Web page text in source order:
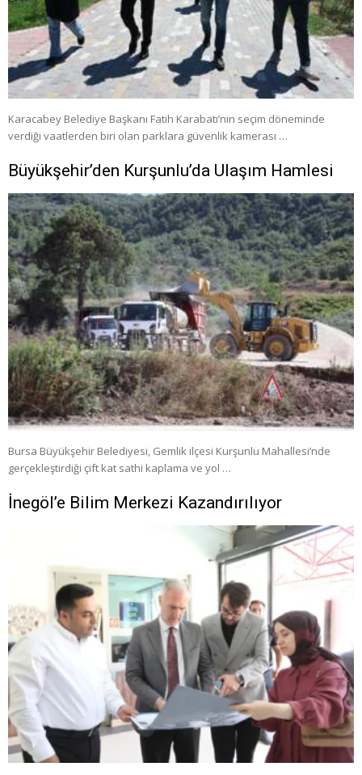
Karacabey Belediye Başkanı Fatih Karabatı’nın seçim döneminde
verdiği vaatlerden biri olan parklara güvenlik kamerası …
Büyükşehir’den Kurşunlu’da Ulaşım Hamlesi
Bursa Büyükşehir Belediyesi, Gemlik ilçesi Kurşunlu Mahallesi’nde
gerçekleştirdiği çift kat sathi kaplama ve yol …
İnegöl’e Bilim Merkezi Kazandırılıyor